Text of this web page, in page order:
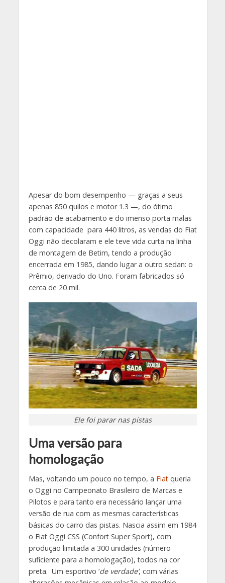
Apesar do bom desempenho — graças a seus
apenas 850 quilos e motor 1.3 —, do ótimo
padrão de acabamento e do imenso porta malas
com capacidade para 440 litros, as vendas do Fiat
Oggi não decolaram e ele teve vida curta na linha
de montagem de Betim, tendo a produção
encerrada em 1985, dando lugar a outro sedan: o
Prêmio, derivado do Uno. Foram fabricados só
cerca de 20 mil.
Ele foi parar nas pistas
Uma versão para
homologação
Mas, voltando um pouco no tempo, a Fiat queria
o Oggi no Campeonato Brasileiro de Marcas e
Pilotos e para tanto era necessário lançar uma
versão de rua com as mesmas características
básicas do carro das pistas. Nascia assim em 1984
o Fiat Oggi CSS (Confort Super Sport), com
produção limitada a 300 unidades (número
suficiente para a homologação), todos na cor
preta. Um esportivo ‘de verdade’, com várias